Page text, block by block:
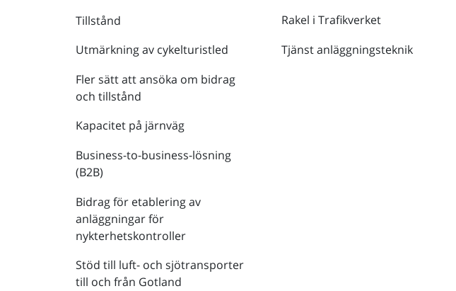
Tillstånd
Utmärkning av cykelturistled
Fler sätt att ansöka om bidrag
och tillstånd
Kapacitet på järnväg
Business-to-business-lösning
(B2B)
Bidrag för etablering av
anläggningar för
nykterhetskontroller
Stöd till luft- och sjötransporter
till och från Gotland
Rakel i Trafikverket
Tjänst anläggningsteknik